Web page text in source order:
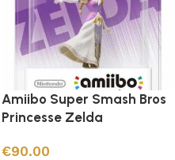
Amiibo Super Smash Bros
Princesse Zelda
€90.00